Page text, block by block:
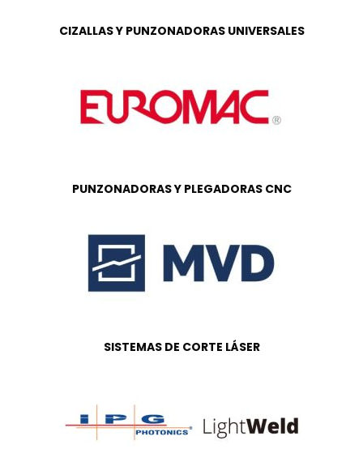
CIZALLAS Y PUNZONADORAS UNIVERSALES
PUNZONADORAS Y PLEGADORAS CNC
SISTEMAS DE CORTE LÁSER